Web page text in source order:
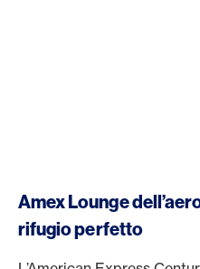
Amex Lounge
rifugio perfetto